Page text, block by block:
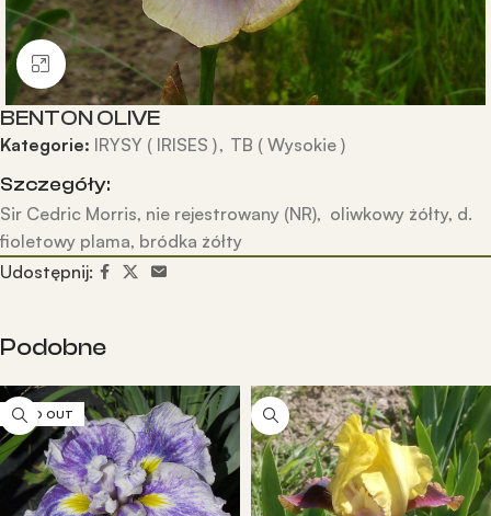
Kliknij, aby powiększyć
BENTON OLIVE
Kategorie: IRYSY ( IRISES ), TB ( Wysokie )
Szczegóły:
Sir Cedric Morris, nie rejestrowany (NR), oliwkowy żółty, d.
fioletowy plama, bródka żółty
Udostępnij:
Podobne
SOLD OUT